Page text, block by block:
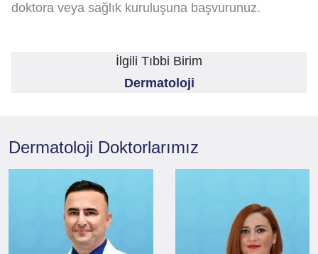
doktora veya sağlık kuruluşuna başvurunuz.
İlgili Tıbbi Birim
Dermatoloji
Dermatoloji Doktorlarımız